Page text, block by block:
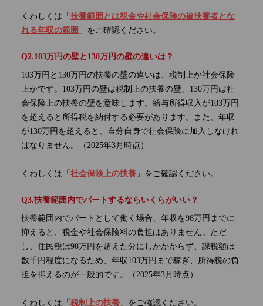
くわしくは「 扶養範囲とは税金や社会保険の被扶養者とな
れる年収の範囲 」をご確認ください。
103万円の壁と130万円の壁の違いは？
103万円と130万円の扶養の壁の違いは、税制上か社会保険
上かです。103万円の壁は税制上の扶養の壁、130万円は社
会保険上の扶養の壁を意味します。給与所得収入が103万円
を超えると所得税を納付する必要があります。また、年収
が130万円を超えると、自分自身で社会保険に加入しなけれ
ばなりません。（2025年3月時点）
くわしくは「 社会保険上の扶養 」をご確認ください。
扶養範囲内でパートするならいくらがいい？
扶養範囲内でパートとして働く場合、年収を98万円までに
抑えると、税金や社会保険料の負担はありません。ただ
し、住民税は98万円を超えた分にしかかからず、課税額は
数千円程度になるため、年収103万円まで稼ぎ、所得税の負
担を抑えるのが一般的です。（2025年3月時点）
くわしくは「 税制上の扶養 」をご確認ください。